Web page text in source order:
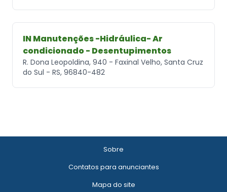
IN Manutenções -Hidráulica- Ar
condicionado - Desentupimentos
R. Dona Leopoldina, 940 - Faxinal Velho, Santa Cruz
do Sul - RS, 96840-482
Sobre
Contatos para anunciantes
Mapa do site